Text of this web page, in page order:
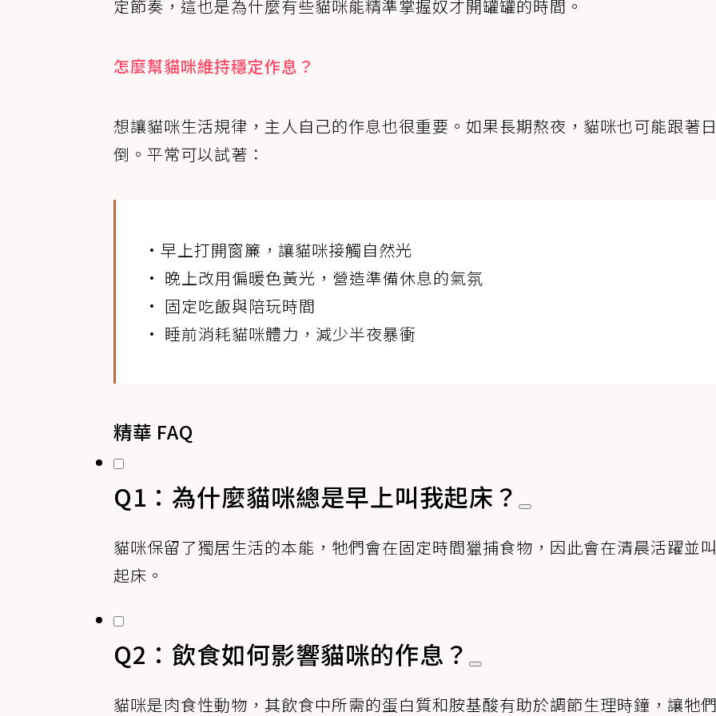
定節奏，這也是為什麼有些貓咪能精準掌握奴才開罐罐的時間。
怎麼幫貓咪維持穩定作息？
想讓貓咪生活規律，主人自己的作息也很重要。如果長期熬夜，貓咪也可能跟著
倒。平常可以試著：
•早上打開窗簾，讓貓咪接觸自然光
• 晚上改用偏暖色黃光，營造準備休息的氣氛
• 固定吃飯與陪玩時間
• 睡前消耗貓咪體力，減少半夜暴衝
精華 FAQ
Q1：為什麼貓咪總是早上叫我起床？
貓咪保留了獨居生活的本能，牠們會在固定時間獵捕食物，因此會在清晨活躍並
起床。
Q2：飲食如何影響貓咪的作息？
貓咪是肉食性動物，其飲食中所需的蛋白質和胺基酸有助於調節生理時鐘，讓牠